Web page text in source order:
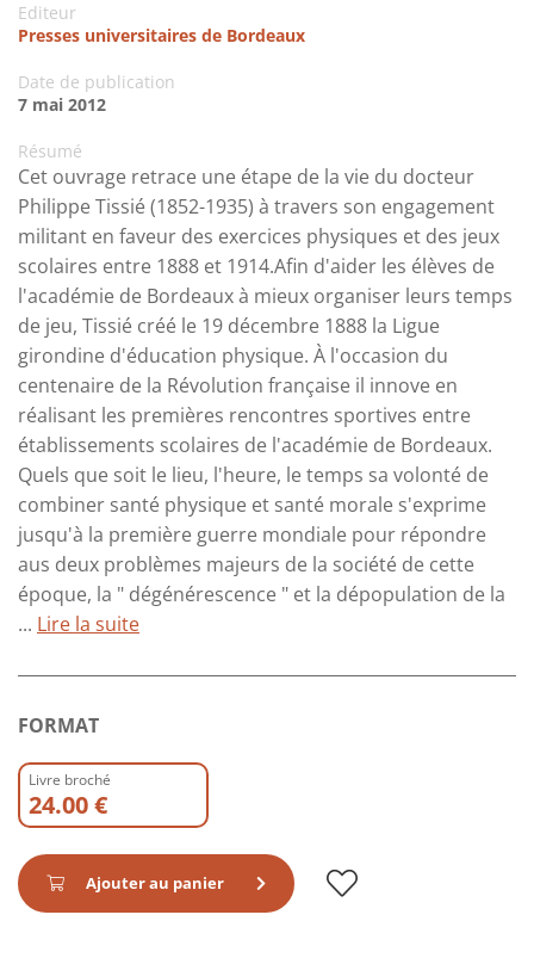
Editeur
Presses universitaires de Bordeaux
Date de publication
7 mai 2012
Résumé
Cet ouvrage retrace une étape de la vie du docteur
Philippe Tissié (1852-1935) à travers son engagement
militant en faveur des exercices physiques et des jeux
scolaires entre 1888 et 1914.Afin d'aider les élèves de
l'académie de Bordeaux à mieux organiser leurs temps
de jeu, Tissié créé le 19 décembre 1888 la Ligue
girondine d'éducation physique. À l'occasion du
centenaire de la Révolution française il innove en
réalisant les premières rencontres sportives entre
établissements scolaires de l'académie de Bordeaux.
Quels que soit le lieu, l'heure, le temps sa volonté de
combiner santé physique et santé morale s'exprime
jusqu'à la première guerre mondiale pour répondre
aus deux problèmes majeurs de la société de cette
époque, la " dégénérescence " et la dépopulation de la
... Lire la suite
FORMAT
Livre broché
24.00 €
Ajouter au panier